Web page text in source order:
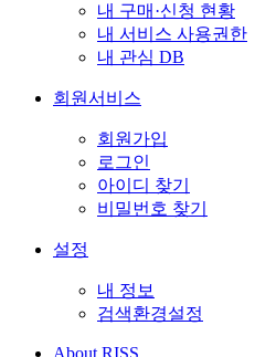
내 구매·신청 현황
내 서비스 사용권한
내 관심 DB
회원서비스
회원가입
로그인
아이디 찾기
비밀번호 찾기
설정
내 정보
검색환경설정
About RISS